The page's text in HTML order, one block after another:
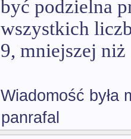
być podzielna
wszystkich
9, mniejszej
Wiadomość była
panrafal